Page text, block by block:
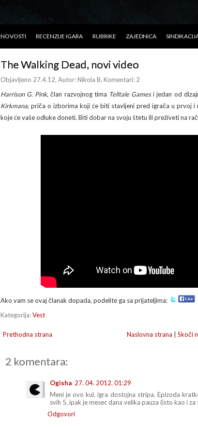
NOVOSTI RECENZIJE IGARA RUBRIKE ZAJEDNICA
The Walking Dead, novi video
Objavljeno 27.4.12, Autor:Nikola B, Komentari: 2
Harrison G. Pink, član razvojnog tima Telltale Gamesi jedan od
Kirkmana, priča o izborima koji će biti stavljeni pred igrača u prvoj i
koje će vaše odluke doneti. Biti dobar na svoju štetu ili preživeti na
Ako vam se ovaj članak dopada, podelite ga sa prijateljima:
Kategorija:Vest
Prethodna strana Naslovna strana Skoči
2 komentara:
Ogisha 27. 04. 2012. 01:29
Meni je ovo kul, igra dostojna stripa. Epizoda
svih 5, ipak je mesec dana velika pauza (isto kao i za
Odgovori